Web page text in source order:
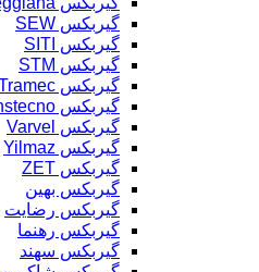
گیربکس SEW
گیربکس SITI
گیربکس STM
گیربکس Tramec
گیربکس Transtecno
گیربکس Varvel
گیربکس Yilmaz
گیربکس ZET
گیربکس بهین
گیربکس رضایت
گیربکس رهنما
گیربکس سهند